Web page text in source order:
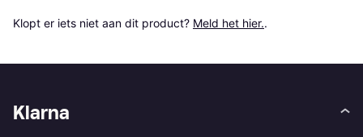
Klopt er iets niet aan dit product? Meld het hier..
Klarna